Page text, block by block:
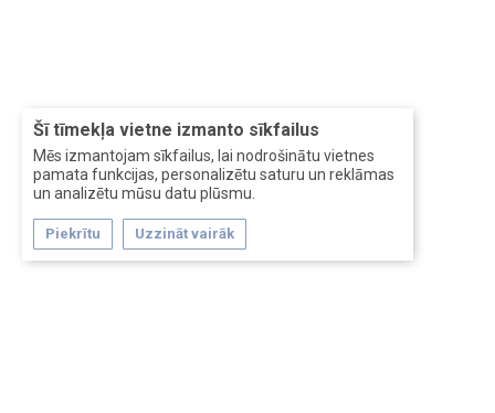
Šī tīmekļa vietne izmanto sīkfailus
Mēs izmantojam sīkfailus, lai nodrošinātu vietnes
pamata funkcijas, personalizētu saturu un reklāmas
un analizētu mūsu datu plūsmu.
Piekrītu Uzzināt vairāk